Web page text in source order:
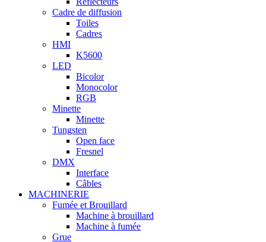
Cadre de diffusion
Toiles
Cadres
HMI
K5600
LED
Bicolor
Monocolor
RGB
Minette
Minette
Tungsten
Open face
Fresnel
DMX
Interface
Câbles
MACHINERIE
Fumée et Brouillard
Machine à brouillard
Machine à fumée
Grue